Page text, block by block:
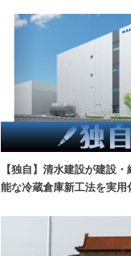
【独自】清水建設が建設
能な冷蔵倉庫新工法を実用